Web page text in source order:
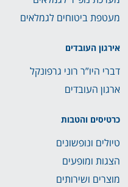
מעטפת ביטוחים לגמלאים
אירגון העובדים
דברי היו”ר רוני גרפונקל
ארגון העובדים
כרטיסים והטבות
טיולים ונופשונים
הצגות ומופעים
מוצרים ושירותים